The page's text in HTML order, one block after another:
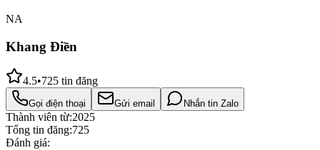
NA
Khang Điền
4.5•725 tin đăng
Gọi điện thoại Gửi email Nhắn tin Zalo
Thành viên từ:2025
Tổng tin đăng:725
Đánh giá: